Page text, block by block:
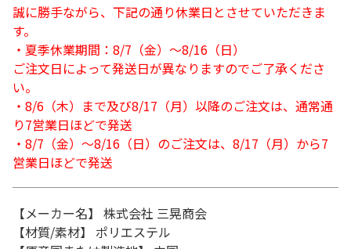
誠に勝手ながら、下記の通り休業日とさせていただきま
す。
・夏季休業期間：8/7（金）～8/16（日）
ご注文日によって発送日が異なりますのでご了承くださ
い。
・8/6（木）まで及び8/17（月）以降のご注文は、通常通
り7営業日ほどで発送
・8/7（金）～8/16（日）のご注文は、8/17（月）から7
営業日ほどで発送
【メーカー名】 株式会社 三晃商会
【材質/素材】 ポリエステル